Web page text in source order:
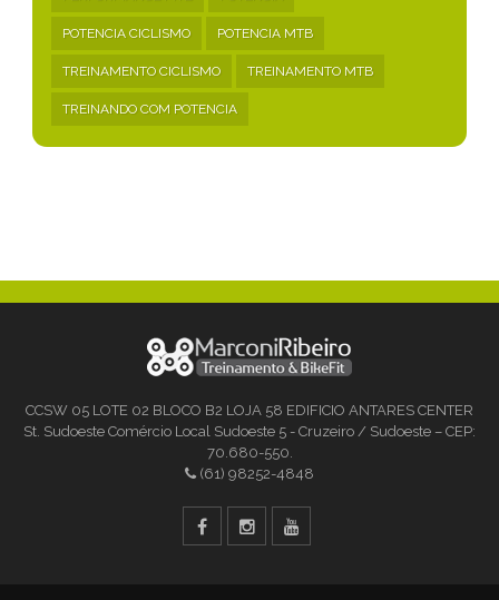
POTENCIA CICLISMO POTENCIA MTB
TREINAMENTO CICLISMO TREINAMENTO MTB
TREINANDO COM POTENCIA
CCSW 05 LOTE 02 BLOCO B2 LOJA 58 EDIFICIO ANTARES CENTER
St. Sudoeste Comércio Local Sudoeste 5 - Cruzeiro / Sudoeste – CEP:
70.680-550.
(61) 98252-4848